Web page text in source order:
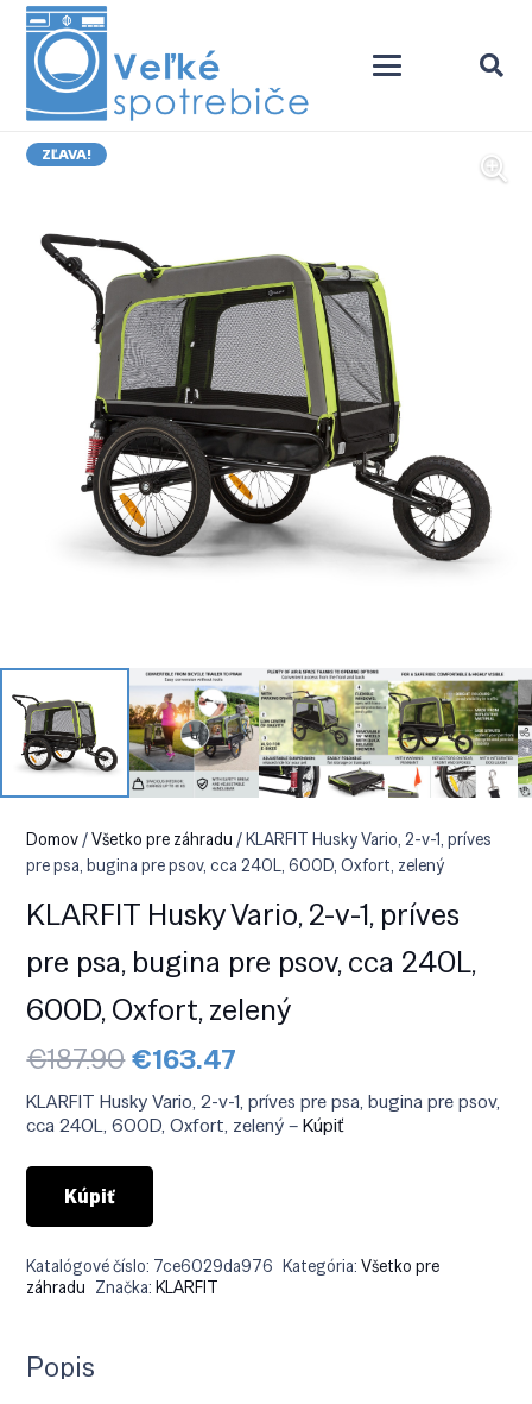
ZĽAVA!
Domov/Všetko pre záhradu / KLARFIT Husky Vario, 2-v-1, príves
pre psa, bugina pre psov, cca 240L, 600D, Oxfort, zelený
KLARFIT Husky Vario, 2-v-1, príves
pre psa, bugina pre psov, cca 240L,
600D, Oxfort, zelený
€187.90Pôvodná
cena
bola:
€187.90.
€163.47
je:
€163.47.
KLARFIT Husky Vario, 2-v-1, príves pre psa, bugina pre psov,
cca 240L, 600D, Oxfort, zelený –Kúpiť
Kúpiť
Katalógové číslo: 7ce6029da976 Kategória:Všetko pre
záhradu Značka:KLARFIT
Popis